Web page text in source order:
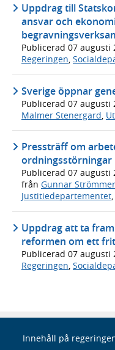
Uppdrag till
ansvar och
Publicerad 07 augusti
Regeringen,
Sverige öppnar
Publicerad 07 augusti
Malmer Stenergard
Pressträff om
Publicerad 07 augusti
från Gunnar Strömmer
Justitiedepartementet,
Uppdrag att ta
reformen om ett
Publicerad 07 augusti
Regeringen,
Innehåll på